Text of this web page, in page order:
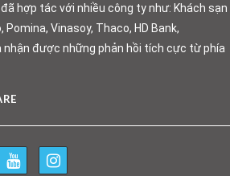
đã hợp tác với nhiều công ty như: Khách sạn
Pomina, Vinasoy, Thaco, HD Bank,
nhận được những phản hồi tích cực từ phía